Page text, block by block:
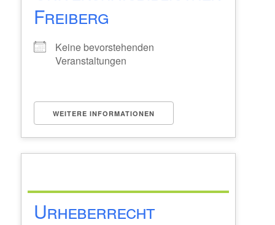
Freiberg
Keine bevorstehenden
Veranstaltungen
WEITERE INFORMATIONEN
Urheberrecht